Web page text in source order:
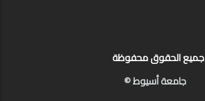
جميع الحقوق محفوظة
جامعة أسيوط ©